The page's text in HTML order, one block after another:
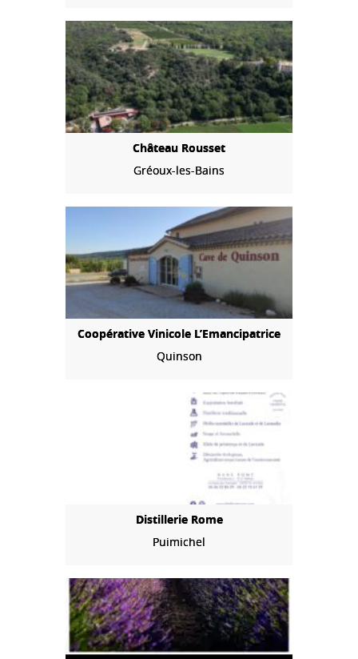
Château Rousset
Gréoux-les-Bains
Coopérative Vinicole L’Emancipatrice
Quinson
Distillerie Rome
Puimichel